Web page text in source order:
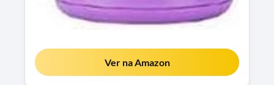
Ver na Amazon